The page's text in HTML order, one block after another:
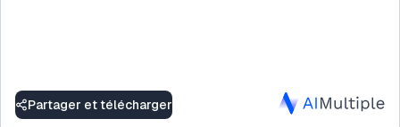
Partager et télécharger